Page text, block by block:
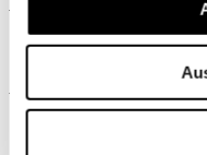
Wird oft